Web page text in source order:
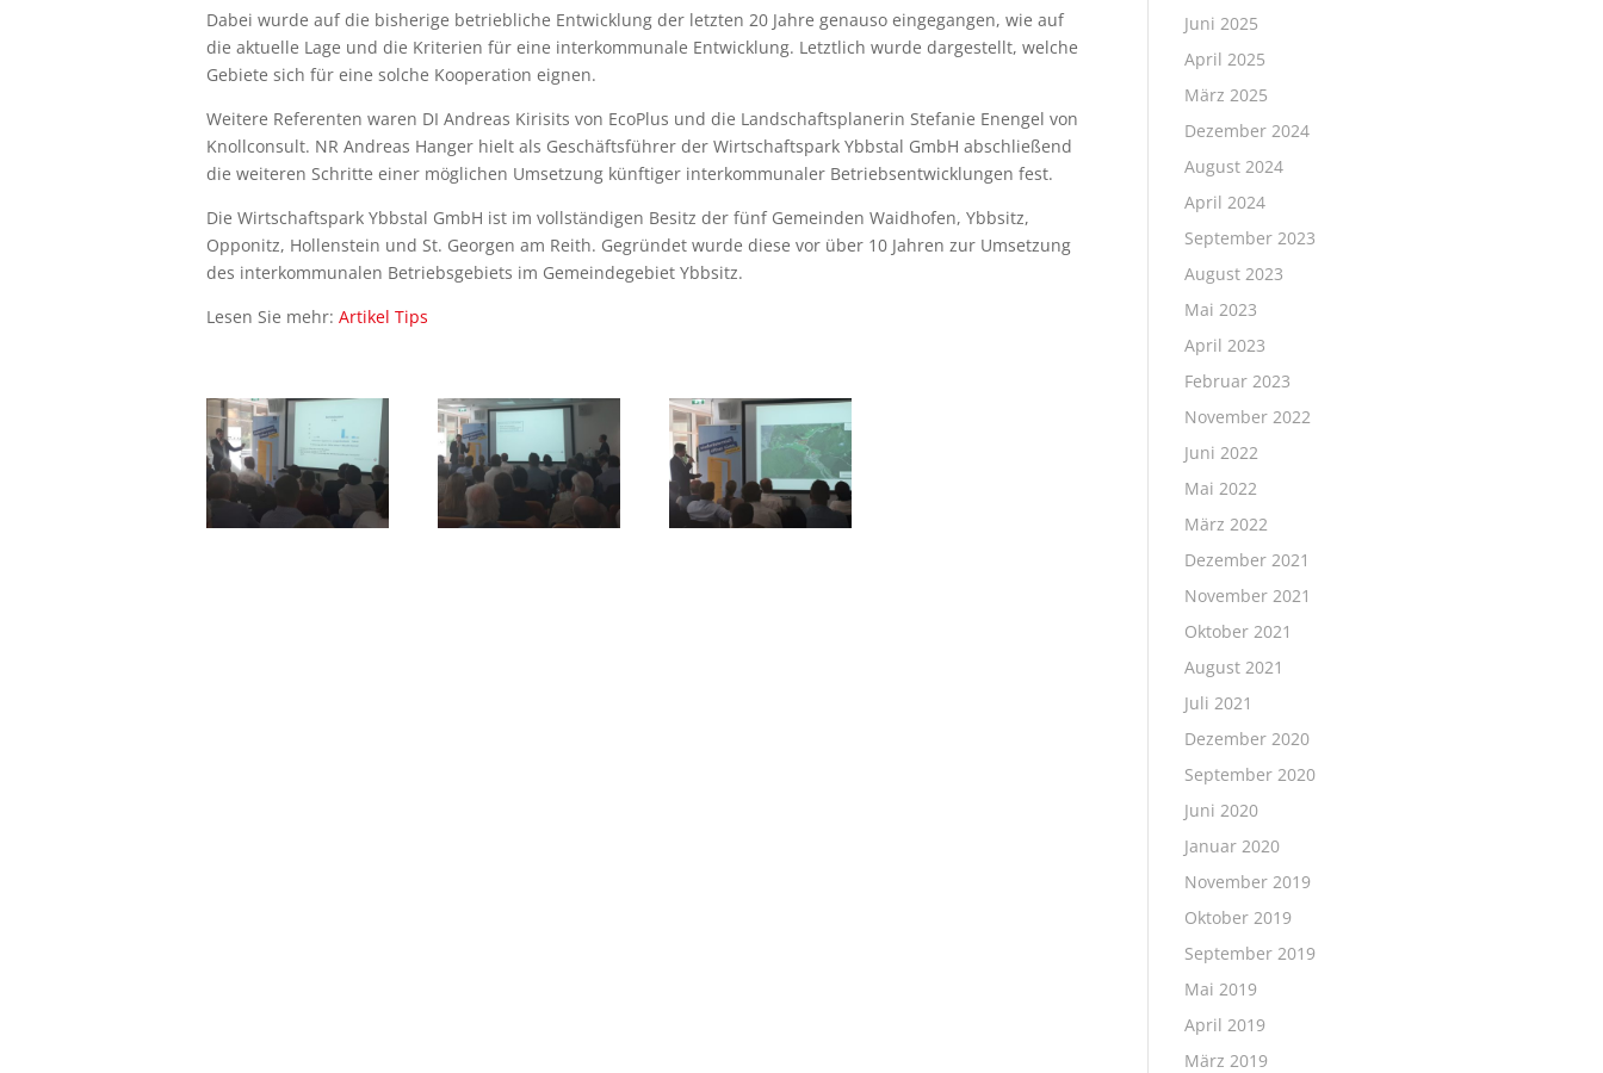
Dabei wurde auf die bisherige betriebliche Entwicklung der letzten 20 Jahre genauso eingegangen, wie auf
die aktuelle Lage und die Kriterien für eine interkommunale Entwicklung. Letztlich wurde dargestellt, welche
Gebiete sich für eine solche Kooperation eignen.
Weitere Referenten waren DI Andreas Kirisits von EcoPlus und die Landschaftsplanerin Stefanie Enengel von
Knollconsult. NR Andreas Hanger hielt als Geschäftsführer der Wirtschaftspark Ybbstal GmbH abschließend
die weiteren Schritte einer möglichen Umsetzung künftiger interkommunaler Betriebsentwicklungen fest.
Die Wirtschaftspark Ybbstal GmbH ist im vollständigen Besitz der fünf Gemeinden Waidhofen, Ybbsitz,
Opponitz, Hollenstein und St. Georgen am Reith. Gegründet wurde diese vor über 10 Jahren zur Umsetzung
des interkommunalen Betriebsgebiets im Gemeindegebiet Ybbsitz.
Lesen Sie mehr: Artikel Tips
Juni 2025
April 2025
März 2025
Dezember 2024
August 2024
April 2024
September 2023
August 2023
Mai 2023
April 2023
Februar 2023
November 2022
Juni 2022
Mai 2022
März 2022
Dezember 2021
November 2021
Oktober 2021
August 2021
Juli 2021
Dezember 2020
September 2020
Juni 2020
Januar 2020
November 2019
Oktober 2019
September 2019
Mai 2019
April 2019
März 2019